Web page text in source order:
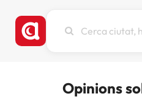
ciutat,
Opinions